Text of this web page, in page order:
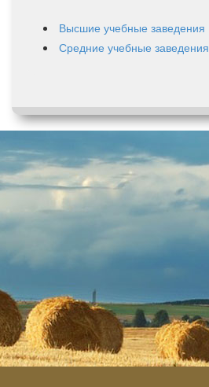
Высшие учебные заведения
Средние учебные заведения